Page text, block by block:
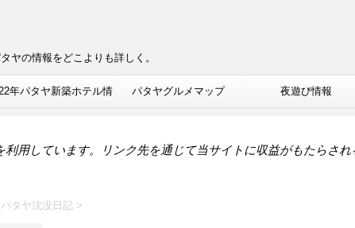
ヤの情報をどこよりも詳しく。
年パタヤ新築ホテル情 パタヤグルメマップ 夜遊び情報
利用しています。リンク先を通じて当サイトに収益がもたらされ
タヤ沈没日記 >